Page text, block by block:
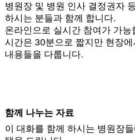
병원장 및 병원 인사 결정권자
하시는 분들과 함께 합니다.
온라인으로 실시간 참여가 가능
시간은 30분으로 짧지만 현장
내용들을 다룹니다.
함께 나누는 자료
이 대화를 함께 하시는 병원장